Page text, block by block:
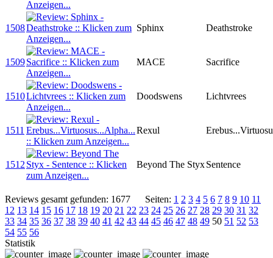
1508 Sphinx Deathstroke
1509 MACE Sacrifice
1510 Doodswens Lichtvrees
1511 Rexul
1512 Beyond The StyxSentence
Reviews gesamt gefunden: 1677 Seiten: 1 2 3 4 5 6 7 8 9 10 11
12 13 14 15 16 17 18 19 20 21 22 23 24 25 26 27 28 29 30 31 32
33 34 35 36 37 38 39 40 41 42 43 44 45 46 47 48 49 50 51 52 53
54 55 56
Statistik